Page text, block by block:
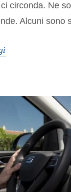
circonda. Ne
Alcuni sono